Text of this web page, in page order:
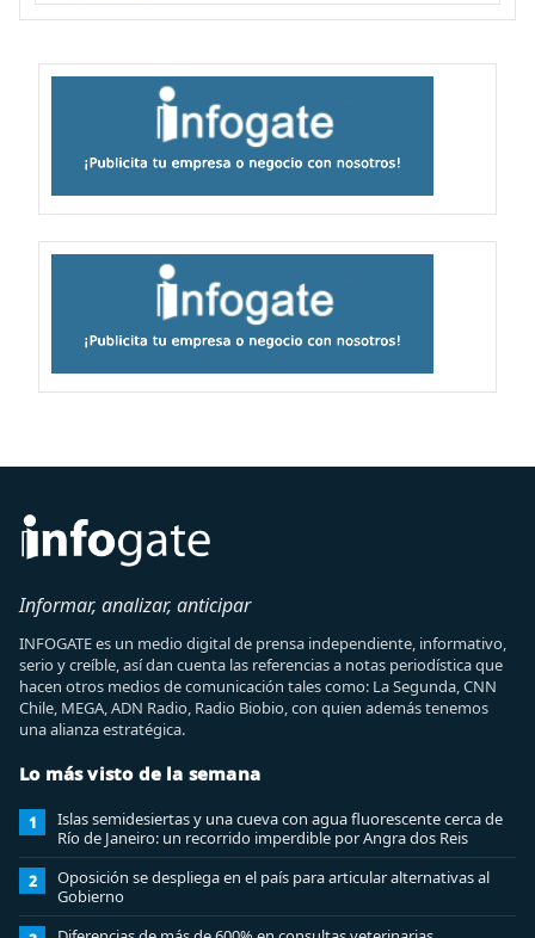
Informar, analizar, anticipar
INFOGATE es un medio digital de prensa independiente, informativo,
serio y creíble, así dan cuenta las referencias a notas periodística que
hacen otros medios de comunicación tales como: La Segunda, CNN
Chile, MEGA, ADN Radio, Radio Biobio, con quien además tenemos
una alianza estratégica.
Lo más visto de la semana
1
Islas semidesiertas y una cueva con agua fluorescente cerca de
Río de Janeiro: un recorrido imperdible por Angra dos Reis
2
Oposición se despliega en el país para articular alternativas al
Gobierno